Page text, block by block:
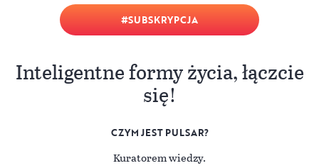
SUBSKRYPCJA
Inteligentne formy życia, łączcie
się!
CZYM JEST PULSAR?
Kuratorem wiedzy.